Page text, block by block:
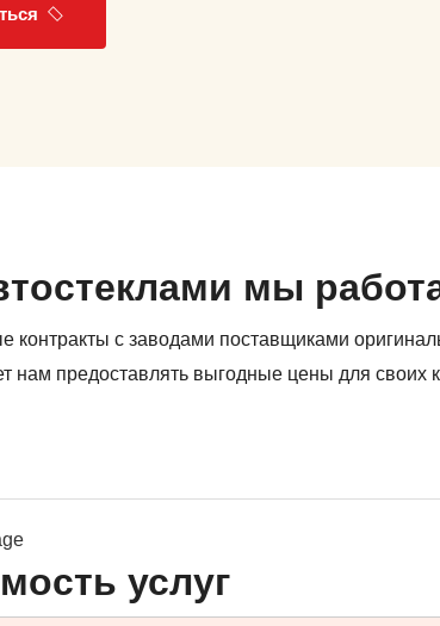
мы
контракты с заводами поставщиками
нам предоставлять выгодные цены для своих
услуг